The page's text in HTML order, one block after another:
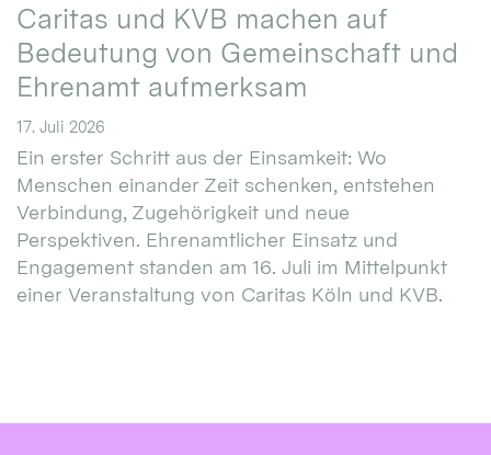
Caritas und KVB machen auf
Bedeutung von Gemeinschaft und
Ehrenamt aufmerksam
17. Juli 2026
Ein erster Schritt aus der Einsamkeit: Wo
Menschen einander Zeit schenken, entstehen
Verbindung, Zugehörigkeit und neue
Perspektiven. Ehrenamtlicher Einsatz und
Engagement standen am 16. Juli im Mittelpunkt
einer Veranstaltung von Caritas Köln und KVB.